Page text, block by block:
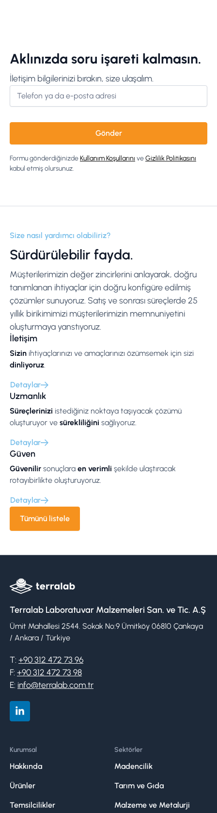
Aklınızda soru işareti kalmasın.
İletişim bilgilerinizi bırakın, size ulaşalım.
Formu gönderdiğinizdeKullanım Koşullarını veGizlilik Politikasını
kabul etmiş olursunuz.
Size nasıl yardımcı olabiliriz?
Sürdürülebilir fayda.
Müşterilerimizin değer zincirlerini anlayarak, doğru
tanımlanan ihtiyaçlar için doğru konfigüre edilmiş
çözümler sunuyoruz. Satış ve sonrası süreçlerde 25
yıllık birikimimizi müşterilerimizin memnuniyetini
oluşturmaya yanstıyoruz.
İletişim
Sizin ihtiyaçlarınızı ve amaçlarınızı özümsemek için sizi
dinliyoruz
Detaylar
Uzmanlık
Süreçlerinizi istediğiniz noktaya taşıyacak çözümü
oluşturuyor ve sürekliliğini sağlıyoruz.
Detaylar
Güven
Güvenilir sonuçlara en verimli şekilde ulaştıracak
rotayıbirlikte oluşturuyoruz.
Detaylar
Tümünü listele
Terralab Laboratuvar Malzemeleri San. ve Tic. A.Ş
Ümit Mahallesi 2544. Sokak No:9 Ümitköy 06810 Çankaya
/ Ankara / Türkiye
T: +90 312 472 73 96
F: +90 312 472 73 98
E: info@terralab.com.tr
Kurumsal
Hakkında
Ürünler
Temsilcilikler
Sektörler
Madencilik
Tarım ve Gıda
Malzeme ve Metalurji